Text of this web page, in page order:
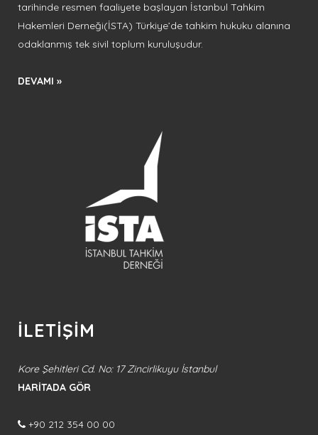
tarihinde resmen faaliyete başlayan İstanbul Tahkim
Hakemleri Derneği(İSTA) Türkiye’de tahkim hukuku alanına
odaklanmış tek sivil toplum kuruluşudur.
DEVAMI »
İLETİŞİM
Kore Şehitleri Cd. No: 17 Zincirlikuyu İstanbul
HARİTADA GÖR
+90 212 354 00 00